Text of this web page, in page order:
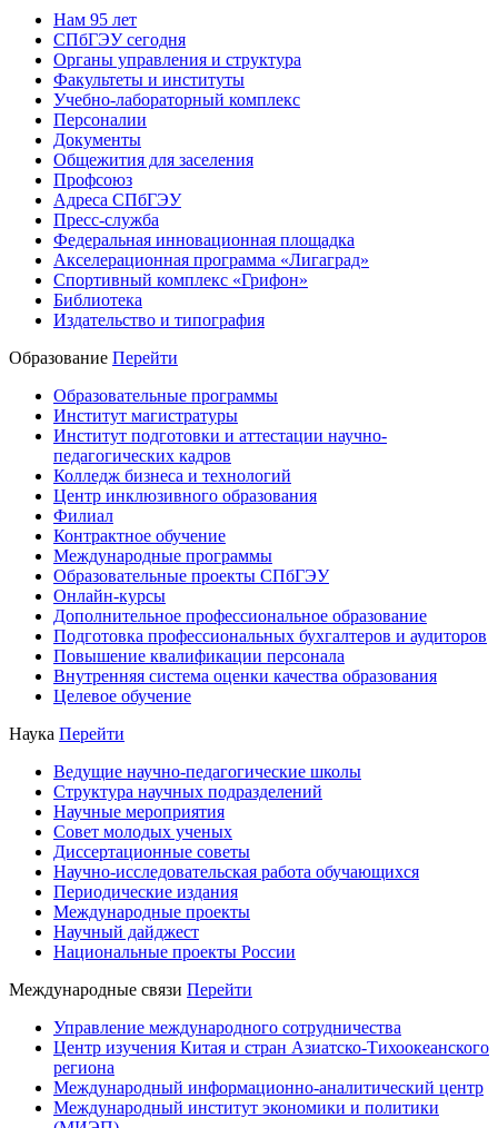
Нам 95 лет
СПбГЭУ сегодня
Органы управления и структура
Факультеты и институты
Учебно-лабораторный комплекс
Персоналии
Документы
Общежития для заселения
Профсоюз
Адреса СПбГЭУ
Пресс-служба
Федеральная инновационная площадка
Акселерационная программа «Лигаград»­­
Спортивный комплекс «Грифон»
Библиотека
Издательство и типография
Образование Перейти
Образовательные программы
Институт магистратуры
Институт подготовки и аттестации научно-
педагогических кадров
Колледж бизнеса и технологий
Центр инклюзивного образования
Филиал
Контрактное обучение
Международные программы
Образовательные проекты СПбГЭУ
Онлайн-курсы
Дополнительное профессиональное образование
Подготовка профессиональных бухгалтеров и аудиторов
Повышение квалификации персонала
Внутренняя система оценки качества образования
Целевое обучение
Наука Перейти
Ведущие научно-педагогические школы
Структура научных подразделений
Научные мероприятия
Совет молодых ученых
Диссертационные советы
Научно-исследовательская работа обучающихся
Периодические издания
Международные проекты
Научный дайджест
Национальные проекты России
Международные связи Перейти
Управление международного сотрудничества
Центр изучения Китая и стран Азиатско-Тихоокеанского
региона
Международный информационно-аналитический центр
Международный институт экономики и политики